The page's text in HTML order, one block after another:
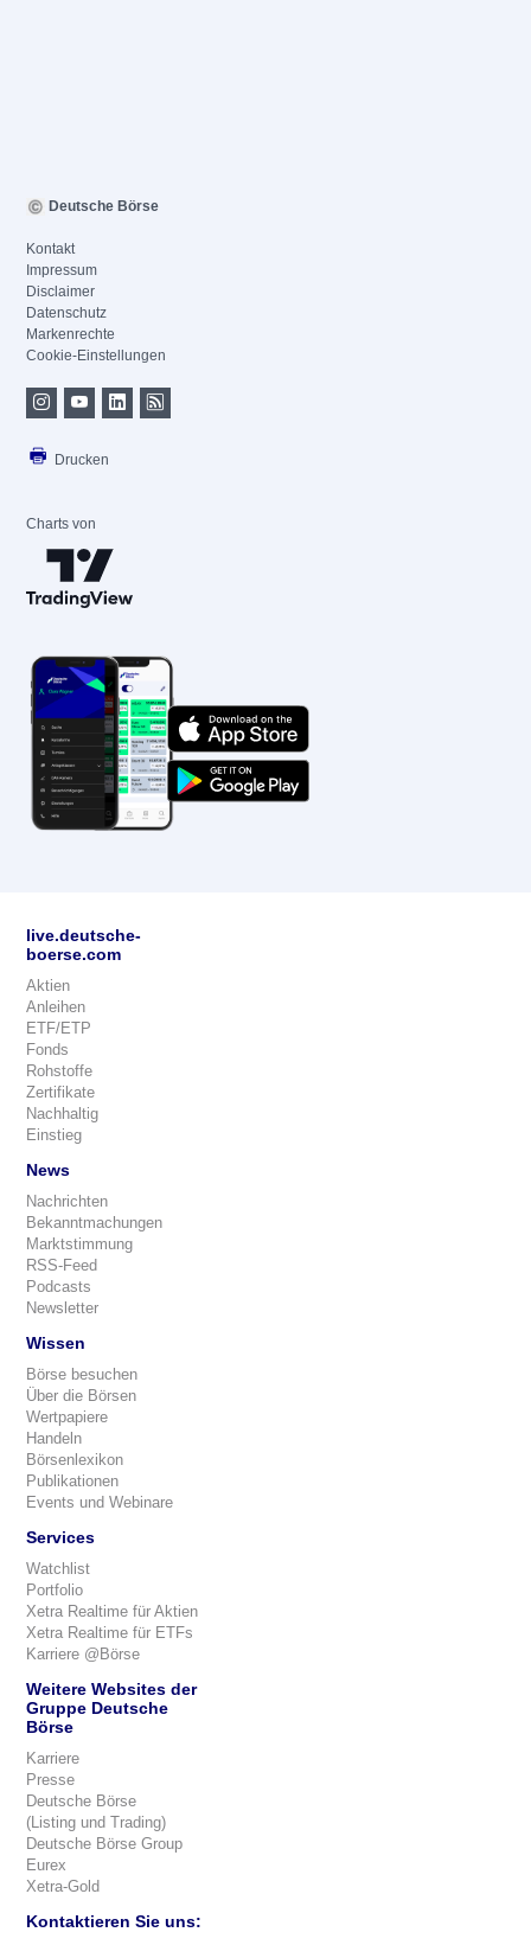
Deutsche Börse
Kontakt
Impressum
Disclaimer
Datenschutz
Markenrechte
Cookie-Einstellungen
Drucken
Charts von
live.deutsche-
boerse.com
Aktien
Anleihen
ETF/ETP
Fonds
Rohstoffe
Zertifikate
Nachhaltig
Einstieg
News
Nachrichten
Bekanntmachungen
Marktstimmung
RSS-Feed
Podcasts
Newsletter
Wissen
Börse besuchen
Über die Börsen
Wertpapiere
Handeln
Börsenlexikon
Publikationen
Events und Webinare
Services
Watchlist
Portfolio
Xetra Realtime für Aktien
Xetra Realtime für ETFs
Karriere @Börse
Weitere Websites der
Gruppe Deutsche
Börse
Karriere
Presse
Deutsche Börse
(Listing und Trading)
Deutsche Börse Group
Eurex
Xetra-Gold
Kontaktieren Sie uns: